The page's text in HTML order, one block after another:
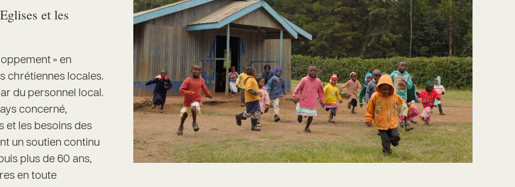
et les
» en
chrétiennes locales.
du personnel local.
concerné,
et les besoins des
un soutien continu
plus de 60 ans,
en toute